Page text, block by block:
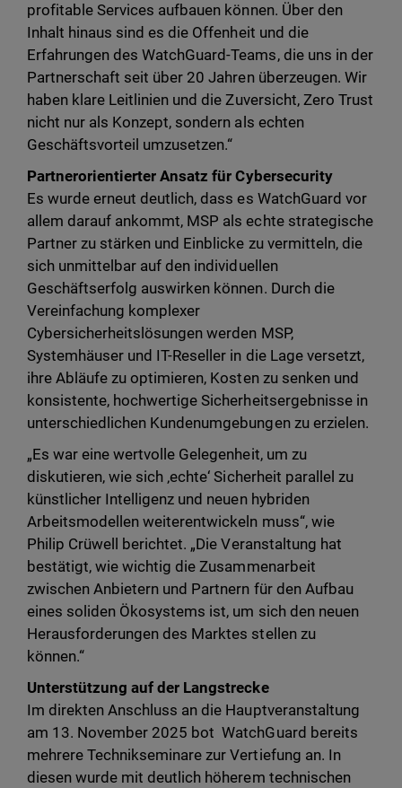
profitable Services aufbauen können. Über den
Inhalt hinaus sind es die Offenheit und die
Erfahrungen des WatchGuard-Teams, die uns in der
Partnerschaft seit über 20 Jahren überzeugen. Wir
haben klare Leitlinien und die Zuversicht, Zero Trust
nicht nur als Konzept, sondern als echten
Geschäftsvorteil umzusetzen.“
Partnerorientierter Ansatz für Cybersecurity
Es wurde erneut deutlich, dass es WatchGuard vor
allem darauf ankommt, MSP als echte strategische
Partner zu stärken und Einblicke zu vermitteln, die
sich unmittelbar auf den individuellen
Geschäftserfolg auswirken können. Durch die
Vereinfachung komplexer
Cybersicherheitslösungen werden MSP,
Systemhäuser und IT-Reseller in die Lage versetzt,
ihre Abläufe zu optimieren, Kosten zu senken und
konsistente, hochwertige Sicherheitsergebnisse in
unterschiedlichen Kundenumgebungen zu erzielen.
„Es war eine wertvolle Gelegenheit, um zu
diskutieren, wie sich ‚echte‘ Sicherheit parallel zu
künstlicher Intelligenz und neuen hybriden
Arbeitsmodellen weiterentwickeln muss“, wie
Philip Crüwell berichtet. „Die Veranstaltung hat
bestätigt, wie wichtig die Zusammenarbeit
zwischen Anbietern und Partnern für den Aufbau
eines soliden Ökosystems ist, um sich den neuen
Herausforderungen des Marktes stellen zu
können.“
Unterstützung auf der Langstrecke
Im direkten Anschluss an die Hauptveranstaltung
am 13. November 2025 bot WatchGuard bereits
mehrere Technikseminare zur Vertiefung an. In
diesen wurde mit deutlich höherem technischen